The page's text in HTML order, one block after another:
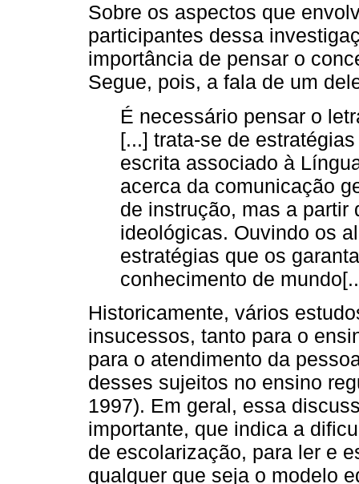
Sobre os aspectos que
participantes dessa
importância de pensar o
Segue, pois, a fala de um
É necessário pensar o
[...] trata-se de
escrita associado à
acerca da comunicação
de instrução, mas a
ideológicas. Ouvindo os
estratégias que os
conhecimento de
Historicamente, vários
insucessos, tanto para o
para o atendimento da
desses sujeitos no ensino
1997). Em geral, essa
importante, que indica a
de escolarização, para ler e
qualquer que seja o modelo